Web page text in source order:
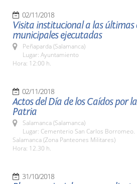
02/11/2018
Visita institucional a las últimas
municipales ejecutadas
Peñaparda (Salamanca)
Lugar: Ayuntamiento
Hora: 12:00 h.
02/11/2018
Actos del Día de los Caídos por la
Patria
Salamanca (Salamanca)
Lugar: Cementerio San Carlos Borromeo.
Salamanca (Zona Panteones Militares)
Hora: 12.30 h.
31/10/2018